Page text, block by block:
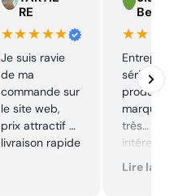
RE
★★★★★
Je suis ravie
de ma
commande sur
le site web,
prix attractif et
livraison rapide
Beelen
Entreprise
sérieuse,
produits de
marque à
très
Excellent
Lire la suite